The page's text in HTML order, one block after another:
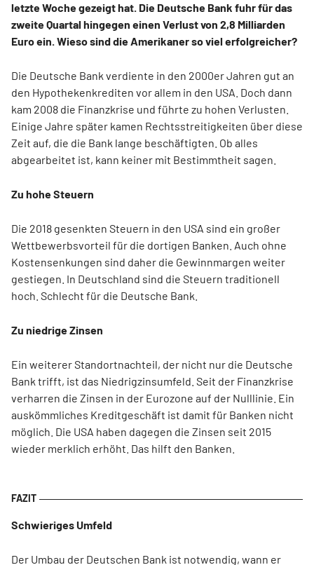
letzte Woche gezeigt hat. Die Deutsche Bank fuhr für das
zweite Quartal hingegen einen Verlust von 2,8 Milliarden
Euro ein. Wieso sind die Amerikaner so viel erfolgreicher?
Die Deutsche Bank verdiente in den 2000er Jahren gut an
den Hypothekenkrediten vor allem in den USA. Doch dann
kam 2008 die Finanzkrise und führte zu hohen Verlusten.
Einige Jahre später kamen Rechtsstreitigkeiten über diese
Zeit auf, die die Bank lange beschäftigten. Ob alles
abgearbeitet ist, kann keiner mit Bestimmtheit sagen.
Zu hohe Steuern
Die 2018 gesenkten Steuern in den USA sind ein großer
Wettbewerbsvorteil für die dortigen Banken. Auch ohne
Kostensenkungen sind daher die Gewinnmargen weiter
gestiegen. In Deutschland sind die Steuern traditionell
hoch. Schlecht für die Deutsche Bank.
Zu niedrige Zinsen
Ein weiterer Standortnachteil, der nicht nur die Deutsche
Bank trifft, ist das Niedrigzinsumfeld. Seit der Finanzkrise
verharren die Zinsen in der Eurozone auf der Nulllinie. Ein
auskömmliches Kreditgeschäft ist damit für Banken nicht
möglich. Die USA haben dagegen die Zinsen seit 2015
wieder merklich erhöht. Das hilft den Banken.
Schwieriges Umfeld
Der Umbau der Deutschen Bank ist notwendig, wann er